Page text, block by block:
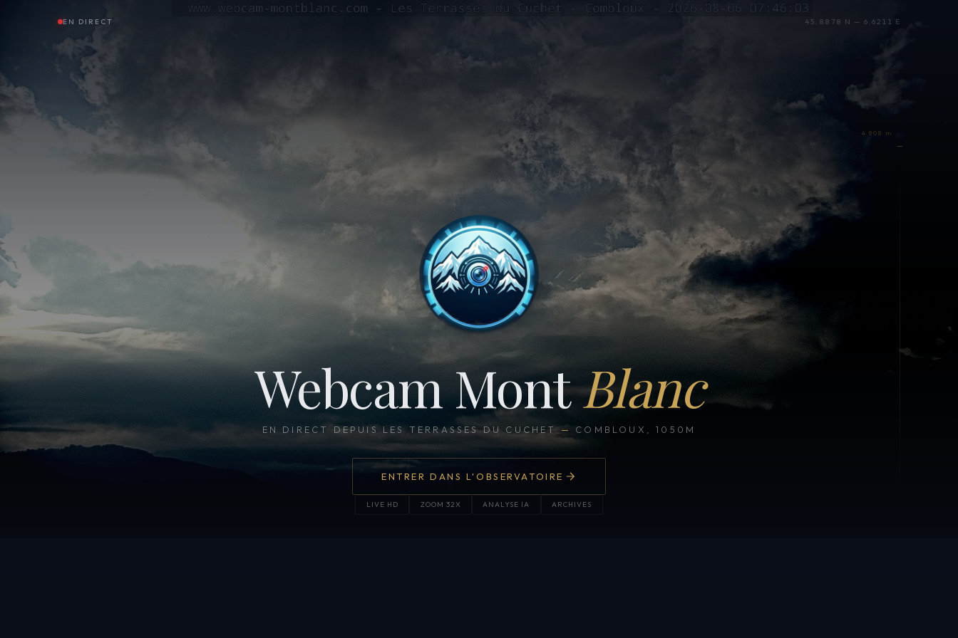
EN DIRECT 45.8878 N — 6.6211 E
Webcam MontBlanc
EN DIRECT DEPUIS LES TERRASSES DU CUCHET — COMBLOUX, 1050M
ENTRER DANS L'OBSERVATOIRE
LIVE HD ZOOM 32X ANALYSE IA ARCHIVES